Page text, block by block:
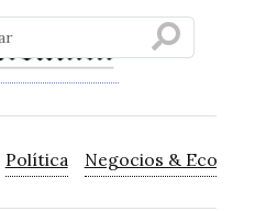
Política Negocios &